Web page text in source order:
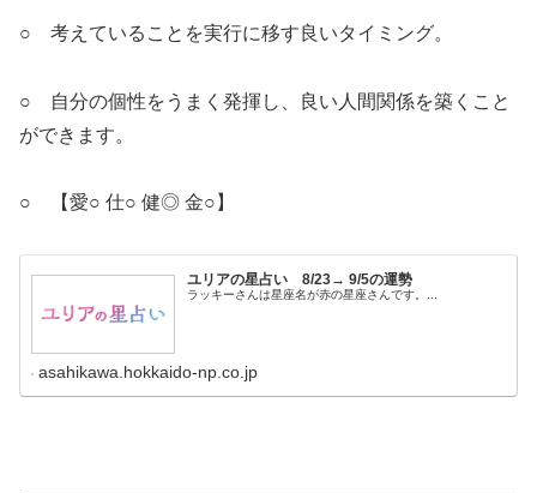
○ 考えていることを実行に移す良いタイミング。
○ 自分の個性をうまく発揮し、良い人間関係を築くこと
ができます。
○ 【愛○ 仕○ 健◎ 金○】
ユリアの星占い 8/23→ 9/5の運勢
ラッキーさんは星座名が赤の星座さんです。...
asahikawa.hokkaido-np.co.jp